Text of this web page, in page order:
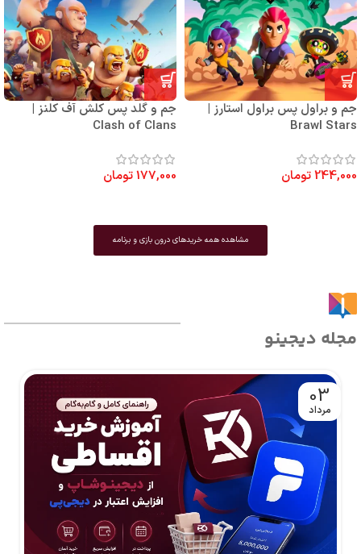
جم و براول پس براول استارز |
Brawl Stars
244,000تومان
جم و گلد پس کلش آف کلنز |
Clash of Clans
177,000تومان
مشاهده همه خریدهای درون بازی و برنامه
مجله دیجینو
03
مرداد